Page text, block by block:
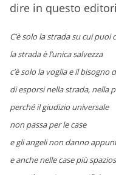
dire in questo
C’è solo la strada su cui puoi
la strada è l’unica salvezza
c’è solo la voglia e il bisogno
di esporsi nella strada, nella
perché il giudizio universale
non passa per le case
e gli angeli non danno
e anche nelle case più